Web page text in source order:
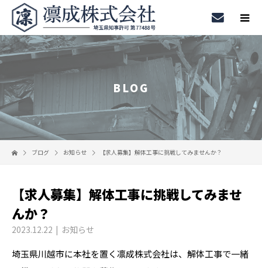
BLOG
ブログ お知らせ 【求人募集】解体工事に挑戦してみませんか？
【求人募集】解体工事に挑戦してみませ
んか？
2023.12.22 お知らせ
埼玉県川越市に本社を置く凛成株式会社は、解体工事で一緒